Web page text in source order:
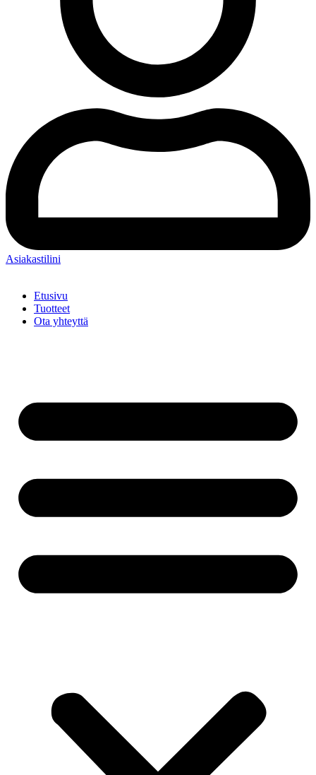
Asiakastilini
Etusivu
Tuotteet
Ota yhteyttä